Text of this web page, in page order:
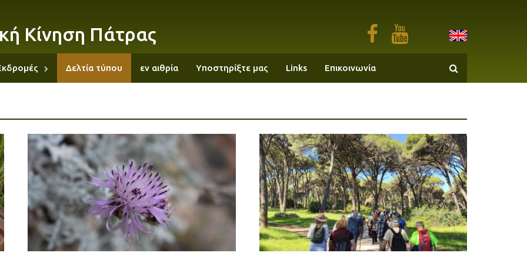
Κίνηση Πάτρας
Δελτία τύπου εν αιθρία Υποστηρίξτε μας Links Επικοινωνία